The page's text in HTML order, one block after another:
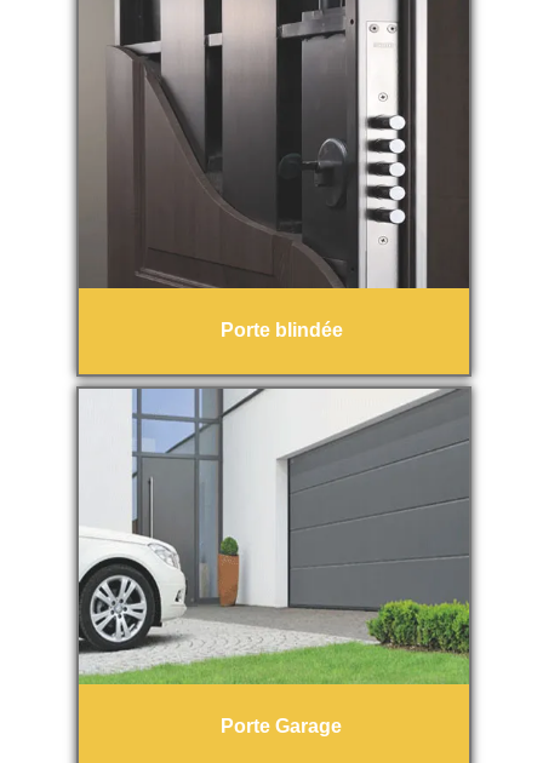
Porte blindée
Porte Garage